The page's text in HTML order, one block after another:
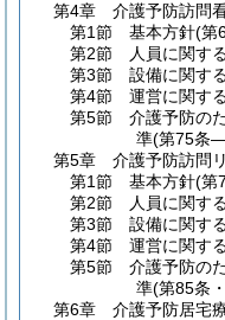
第4章
介護予防訪問
第1節
基本方針(第
第2節
人員に関す
第3節
設備に関す
第4節
運営に関す
第5節
介護予防の
準(第75条
第5章
介護予防訪問
第1節
基本方針(第
第2節
人員に関す
第3節
設備に関す
第4節
運営に関す
第5節
介護予防の
準(第85条
第6章
介護予防居宅